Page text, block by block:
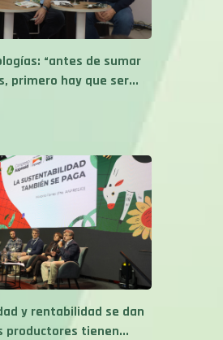
“antes de sumar
primero hay que ser...
y rentabilidad se dan
productores tienen...